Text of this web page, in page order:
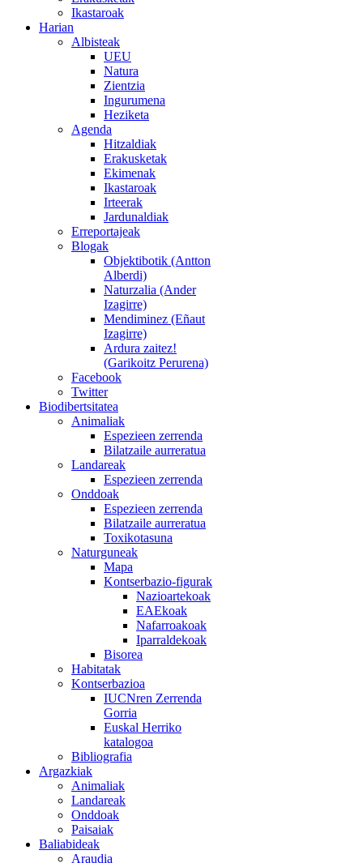
Ikastaroak
Harian
Albisteak
UEU
Natura
Zientzia
Ingurumena
Heziketa
Agenda
Hitzaldiak
Erakusketak
Ekimenak
Ikastaroak
Irteerak
Jardunaldiak
Erreportajeak
Blogak
Objektibotik (Antton
Alberdi)
Naturzalia (Ander
Izagirre)
Mendiminez (Eñaut
Izagirre)
Ardura zaitez!
(Garikoitz Perurena)
Facebook
Twitter
Biodibertsitatea
Animaliak
Espezieen zerrenda
Bilatzaile aurreratua
Landareak
Espezieen zerrenda
Onddoak
Espezieen zerrenda
Bilatzaile aurreratua
Toxikotasuna
Naturguneak
Mapa
Kontserbazio-figurak
Nazioartekoak
EAEkoak
Nafarroakoak
Iparraldekoak
Bisorea
Habitatak
Kontserbazioa
IUCNren Zerrenda
Gorria
Euskal Herriko
katalogoa
Bibliografia
Argazkiak
Animaliak
Landareak
Onddoak
Paisaiak
Baliabideak
Araudia